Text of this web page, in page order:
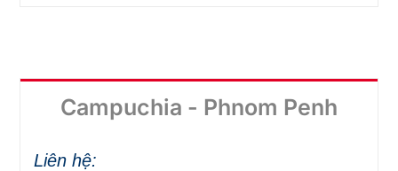
Campuchia - Phnom Penh
Liên hệ: